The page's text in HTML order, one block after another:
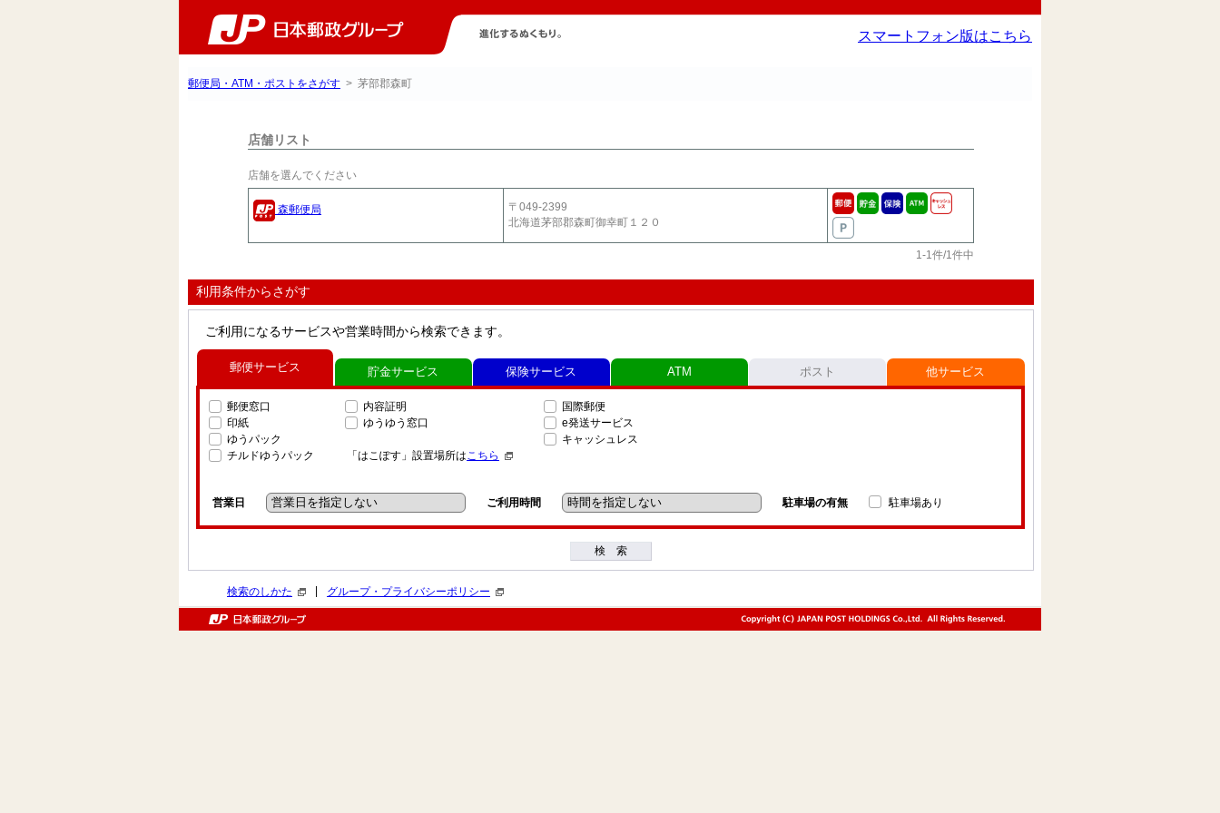
スマートフォン版はこちら
郵便局・ATM・ポストをさがす > 茅部郡森町
店舗リスト
店舗を選んでください
森郵便局
〒049-2399
北海道茅部郡森町御幸町１２０
1-1件/1件中
利用条件からさがす
ご利用になるサービスや営業時間から検索できます。
郵便サービス
郵便窓口
印紙
ゆうパック
チルドゆうパック
内容証明
ゆうゆう窓口
「はこぽす」設置場所はこちら
国際郵便
e発送サービス
キャッシュレス
営業日 ご利用時間 駐車場の有無 駐車場あり
貯金サービス 保険サービス ATM ポスト 他サービス
検 索
検索のしかた グループ・プライバシーポリシー